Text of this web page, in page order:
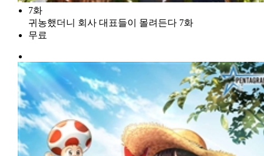
7화
귀농했더니 회사 대표들이 몰려든다 7화
무료